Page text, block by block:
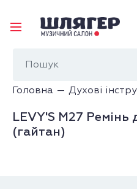
Головна Духові
LEVY'S M27
(гайтан)